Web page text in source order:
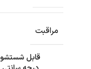
مراقبت